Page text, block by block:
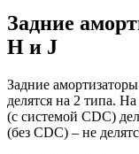
Задние
H и J
Задние
делятся на 2 типа.
(с системой CDC)
(без CDC) – не